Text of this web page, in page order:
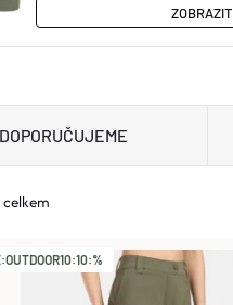
ZOBRAZIT
DOPORUČUJEME